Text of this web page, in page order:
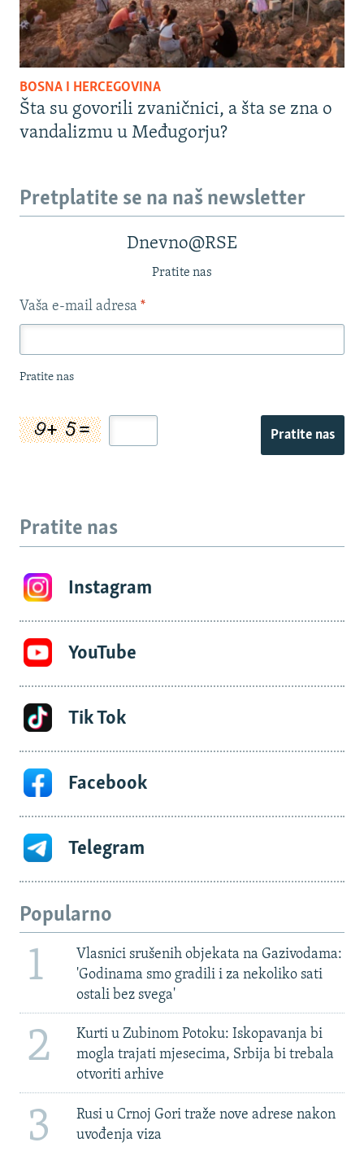
BOSNA I HERCEGOVINA
Šta su govorili zvaničnici, a šta se zna o
vandalizmu u Međugorju?
Pretplatite se na naš newsletter
Dnevno@RSE
Pratite nas
Vaša e-mail adresa *
Pratite nas
Pratite nas
Pratite nas
Instagram
YouTube
Tik Tok
Facebook
Telegram
Popularno
1
Vlasnici srušenih objekata na Gazivodama:
'Godinama smo gradili i za nekoliko sati
ostali bez svega'
2
Kurti u Zubinom Potoku: Iskopavanja bi
mogla trajati mjesecima, Srbija bi trebala
otvoriti arhive
3
Rusi u Crnoj Gori traže nove adrese nakon
uvođenja viza